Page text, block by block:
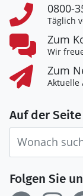
0800-
Täglich
Zum
Wir
Zum
Aktuelle
Auf der
Folgen Sie